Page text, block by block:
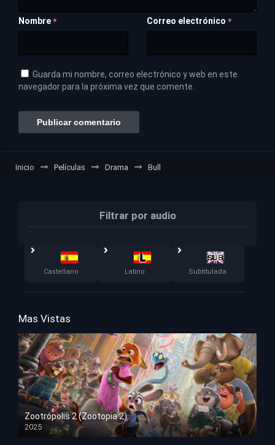
Nombre * Correo electrónico *
Guarda mi nombre, correo electrónico y web en este
navegador para la próxima vez que comente.
Inicio Películas Drama Bull
Filtrar por audio
Castellano Latino Subtitulada
Mas Vistas
Zootrópolis 2 (Zootopia 2)
2025
HD 1080p